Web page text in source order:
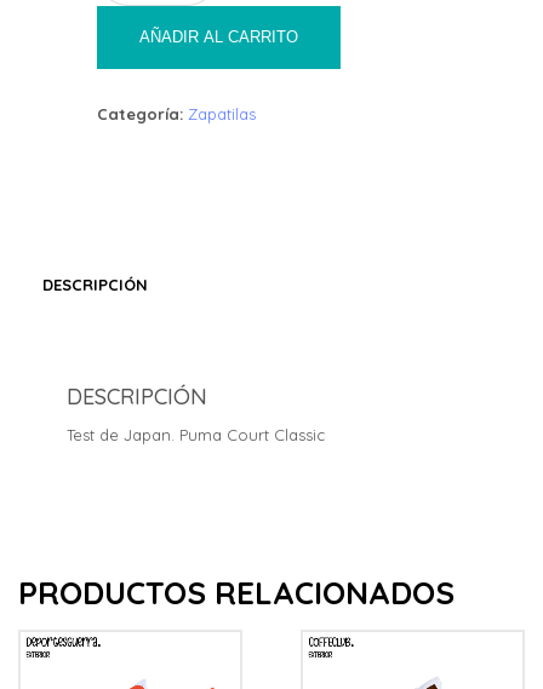
Court
ClassicAÑADIR AL CARRITO
Categoría: Zapatilas
DESCRIPCIÓN
DESCRIPCIÓN
Test de Japan. Puma Court Classic
PRODUCTOS RELACIONADOS